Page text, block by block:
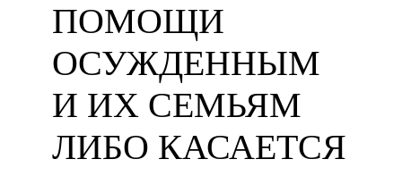
ПОМОЩИ
ОСУЖДЕННЫМ
И ИХ СЕМЬЯМ
ЛИБО КАСАЕТСЯ